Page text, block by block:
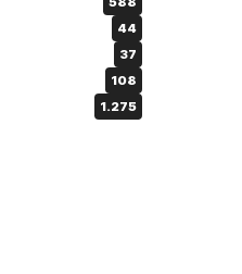
44
37
108
1.275